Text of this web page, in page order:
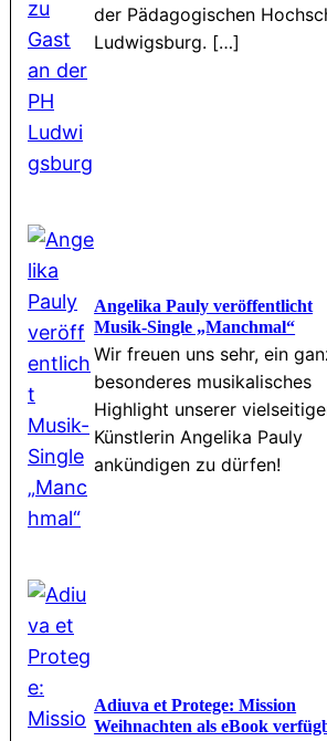
der Pädagogischen
Ludwigsburg. […]
Angelika Pauly veröffentlicht
Musik-Single „Manchmal“
Wir freuen uns sehr, ein
besonderes musikalisches
Highlight unserer
Künstlerin Angelika Pauly
ankündigen zu dürfen!
Adiuva et Protege: Mission
Weihnachten als eBook